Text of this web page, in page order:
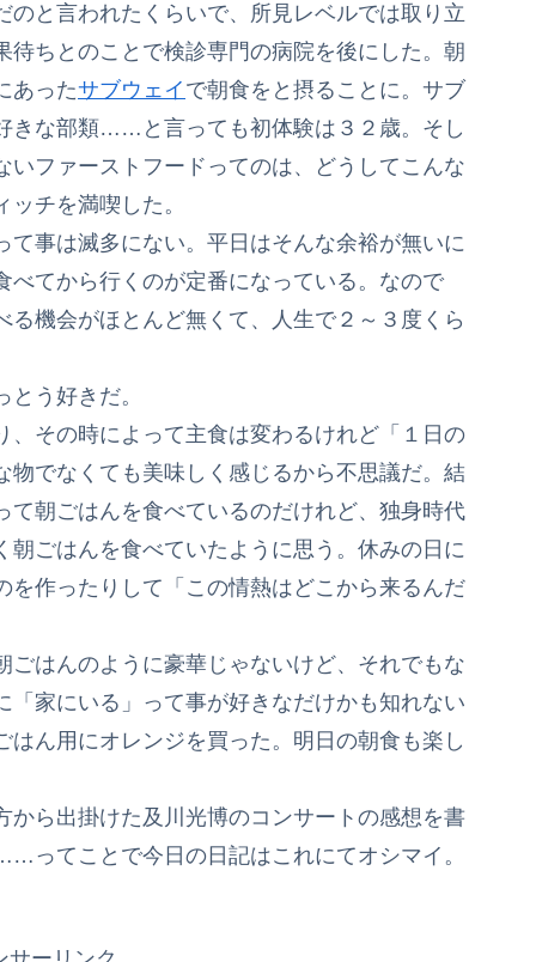
と言われたくらいで、所見レベルでは取り立
ちとのことで検診専門の病院を後にした。朝
あったサブウェイ で朝食をと摂ることに。サブ
きな部類……と言っても初体験は３２歳。そし
ファーストフードってのは、どうしてこんな
チを満喫した。
事は滅多にない。平日はそんな余裕が無いに
てから行くのが定番になっている。なので
機会がほとんど無くて、人生で２～３度くら
う好きだ。
その時によって主食は変わるけれど「１日の
でなくても美味しく感じるから不思議だ。結
朝ごはんを食べているのだけれど、独身時代
ごはんを食べていたように思う。休みの日に
作ったりして「この情熱はどこから来るんだ
はんのように豪華じゃないけど、それでもな
家にいる」って事が好きなだけかも知れない
ん用にオレンジを買った。明日の朝食も楽し
ら出掛けた及川光博のコンサートの感想を書
ってことで今日の日記はこれにてオシマイ。